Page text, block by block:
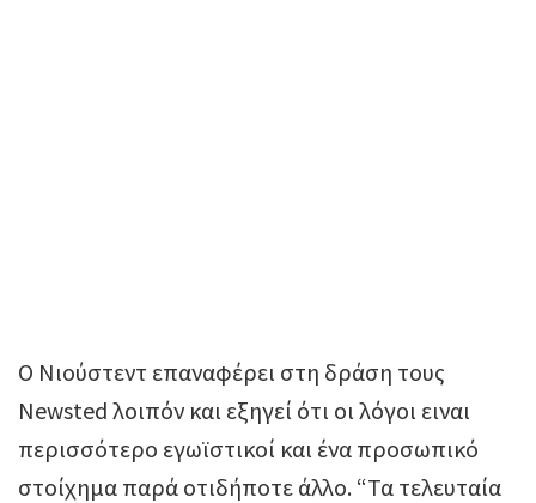
Ο Νιούστεντ επαναφέρει στη δράση τους
Newsted λοιπόν και εξηγεί ότι οι λόγοι ειναι
περισσότερο εγωϊστικοί και ένα προσωπικό
στοίχημα παρά οτιδήποτε άλλο. “Τα τελευταία